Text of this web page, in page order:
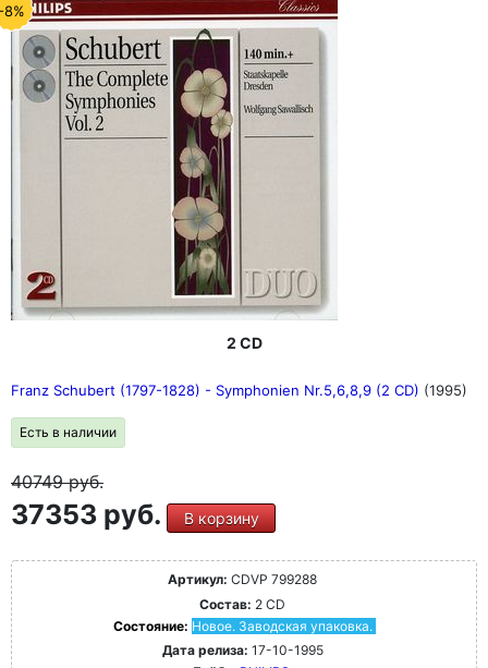
8%
2 CD
Franz Schubert (1797-1828) - Symphonien Nr.5,6,8,9 (2 CD) (1995)
Есть в наличии
40749руб.
37353 руб. В корзину
Артикул: CDVP 799288
Состав: 2 CD
Состояние: Новое. Заводская упаковка.
Дата релиза: 17-10-1995